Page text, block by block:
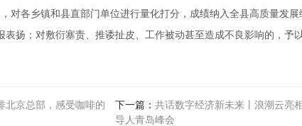
对各乡镇和县直部门单位进行量化打分，成绩纳入全县高质量发
表扬；对敷衍塞责、推诿扯皮、工作被动甚至造成不良影响的，予
北京总部，感受咖啡的
下一篇： 共话数字经济新未来丨浪潮云亮
导人青岛峰会